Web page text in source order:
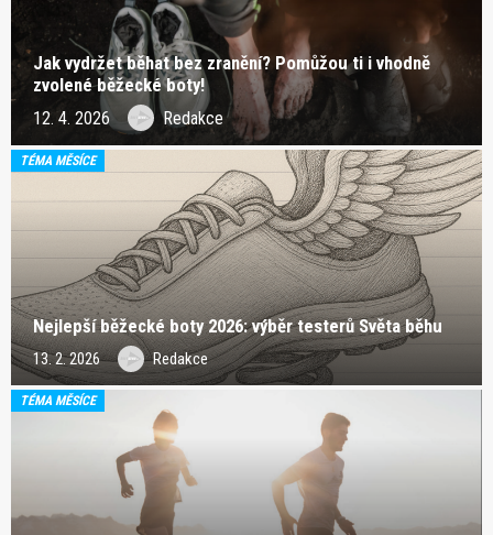
Jak vydržet běhat bez zranění? Pomůžou ti i vhodně
zvolené běžecké boty!
12. 4. 2026 Redakce
TÉMA MĚSÍCE
Nejlepší běžecké boty 2026: výběr testerů Světa běhu
13. 2. 2026 Redakce
TÉMA MĚSÍCE